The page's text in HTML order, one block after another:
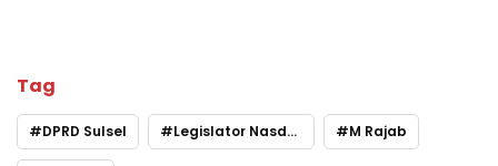
Tag
DPRD Sulsel Legislator Nasdem Sulsel M Rajab